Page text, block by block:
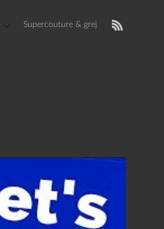
Supercouture & grej